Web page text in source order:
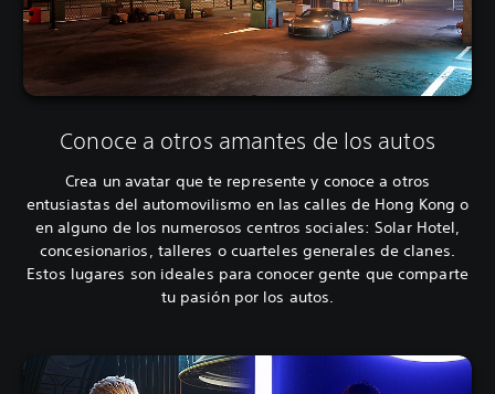
Conoce a otros amantes de los autos
Crea un avatar que te represente y conoce a otros
entusiastas del automovilismo en las calles de Hong Kong o
en alguno de los numerosos centros sociales: Solar Hotel,
concesionarios, talleres o cuarteles generales de clanes.
Estos lugares son ideales para conocer gente que comparte
tu pasión por los autos.